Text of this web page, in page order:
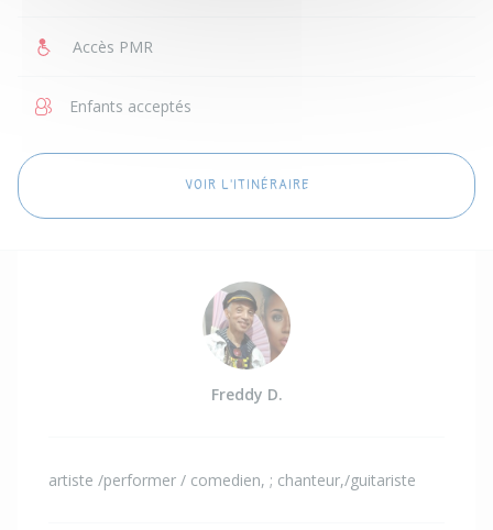
Accès PMR
Enfants acceptés
VOIR L'ITINÉRAIRE
Freddy D.
artiste /performer / comedien, ; chanteur,/guitariste